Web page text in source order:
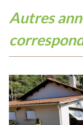
autres annonces immobilières